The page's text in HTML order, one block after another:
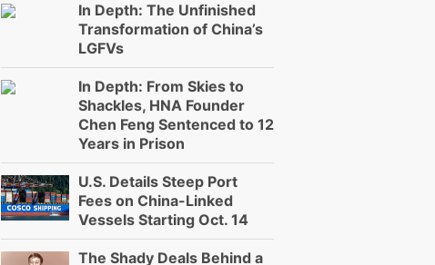
In Depth: The Unfinished
Transformation of China’s
LGFVs
In Depth: From Skies to
Shackles, HNA Founder
Chen Feng Sentenced to 12
Years in Prison
U.S. Details Steep Port
Fees on China-Linked
Vessels Starting Oct. 14
The Shady Deals Behind a